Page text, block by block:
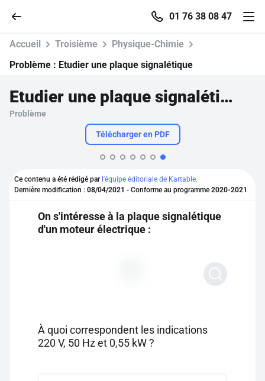
01 76 38 08 47
Accueil
Se connecter
S'inscrire gratuitement
Accueil Troisième
Physique-Chimie
Problème : Etudier une plaque signalétique
Etudier une plaque signalétique
Problème
Télécharger en PDF
Ce contenu a été rédigé par l'équipe éditoriale de Kartable.
Dernière modification : 08/04/2021 - Conforme au programme 2020-2021
On s'intéresse à la plaque signalétique
d'un moteur électrique :
À quoi correspondent les indications
220 V, 50 Hz et 0,55 kW ?